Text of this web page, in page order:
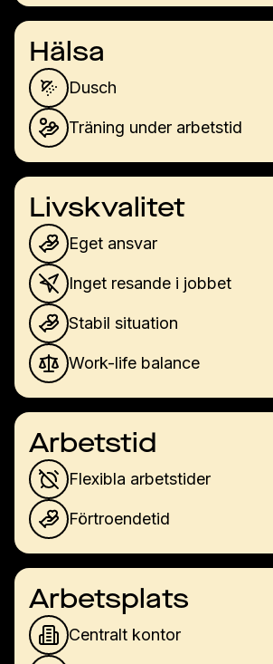
Hälsa
Dusch
Träning under arbetstid
Livskvalitet
Eget ansvar
Inget resande i jobbet
Stabil situation
Work-life balance
Arbetstid
Flexibla arbetstider
Förtroendetid
Arbetsplats
Centralt kontor